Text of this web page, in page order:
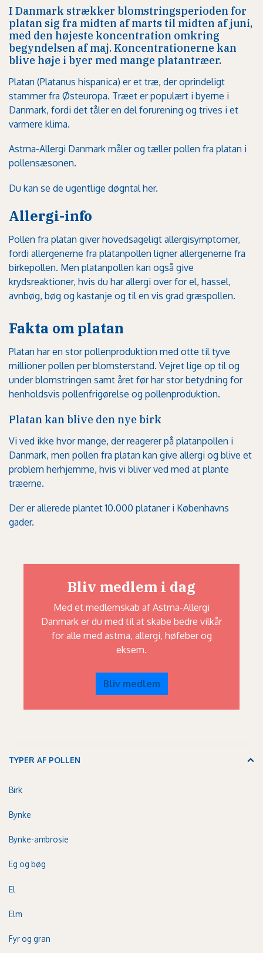
I Danmark strækker blomstringsperioden for
platan sig fra midten af marts til midten af juni,
med den højeste koncentration omkring
begyndelsen af maj. Koncentrationerne kan
blive høje i byer med mange platantræer.
Platan (Platanus hispanica) er et træ, der oprindeligt
stammer fra Østeuropa. Træet er populært i byerne i
Danmark, fordi det tåler en del forurening og trives i et
varmere klima.
Astma-Allergi Danmark måler og tæller pollen fra platan i
pollensæsonen.
Du kan se de ugentlige døgntal her.
Allergi-info
Pollen fra platan giver hovedsageligt allergisymptomer,
fordi allergenerne fra platanpollen ligner allergenerne fra
birkepollen. Men platanpollen kan også give
krydsreaktioner, hvis du har allergi over for el, hassel,
avnbøg, bøg og kastanje og til en vis grad græspollen.
Fakta om platan
Platan har en stor pollenproduktion med otte til tyve
millioner pollen per blomsterstand. Vejret lige op til og
under blomstringen samt året før har stor betydning for
henholdsvis pollenfrigørelse og pollenproduktion.
Platan kan blive den nye birk
Vi ved ikke hvor mange, der reagerer på platanpollen i
Danmark, men pollen fra platan kan give allergi og blive et
problem herhjemme, hvis vi bliver ved med at plante
træerne.
Der er allerede plantet 10.000 plataner i Københavns
gader.
Bliv medlem i dag
Med et medlemskab af Astma-Allergi
Danmark er du med til at skabe bedre vilkår
for alle med astma, allergi, høfeber og
eksem.
Bliv medlem
TYPER AF POLLEN
Birk
Bynke
Bynke-ambrosie
Eg og bøg
El
Elm
Fyr og gran